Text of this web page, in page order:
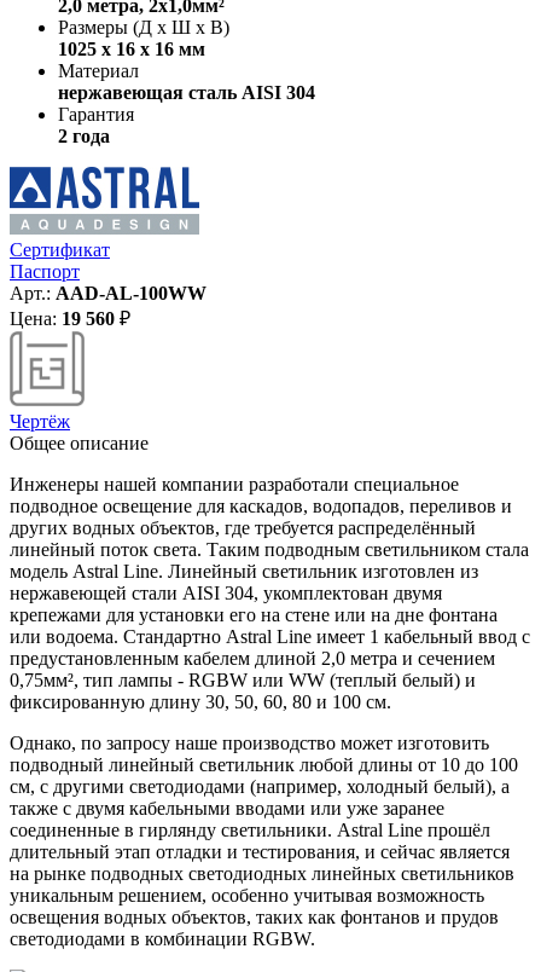
2,0 метра, 2x1,0мм²
Размеры (Д х Ш х В)
1025 х 16 х 16 мм
Материал
нержавеющая сталь AISI 304
Гарантия
2 года
Сертификат
Паспорт
Арт.: AAD-AL-100WW
Цена: 19 560 ₽
Чертёж
Общее описание
Инженеры нашей компании разработали специальное
подводное освещение для каскадов, водопадов, переливов и
других водных объектов, где требуется распределённый
линейный поток света. Таким подводным светильником стала
модель Astral Line. Линейный светильник изготовлен из
нержавеющей стали AISI 304, укомплектован двумя
крепежами для установки его на стене или на дне фонтана
или водоема. Стандартно Astral Line имеет 1 кабельный ввод с
предустановленным кабелем длиной 2,0 метра и сечением
0,75мм², тип лампы - RGBW или WW (теплый белый) и
фиксированную длину 30, 50, 60, 80 и 100 см.
Однако, по запросу наше производство может изготовить
подводный линейный светильник любой длины от 10 до 100
см, с другими светодиодами (например, холодный белый), а
также с двумя кабельными вводами или уже заранее
соединенные в гирлянду светильники. Astral Line прошёл
длительный этап отладки и тестирования, и сейчас является
на рынке подводных светодиодных линейных светильников
уникальным решением, особенно учитывая возможность
освещения водных объектов, таких как фонтанов и прудов
светодиодами в комбинации RGBW.